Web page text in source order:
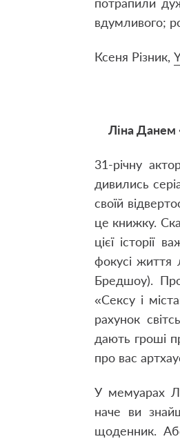
вдумливого;
Ксеня Різник,
Ліна Данем
31-річну
дивились
своїй
це книжку.
цієї історії
фокусі життя
Бредшоу).
«Сексу і
рахунок
дають гроші
про вас
У мемуарах
наче ви
щоденник.